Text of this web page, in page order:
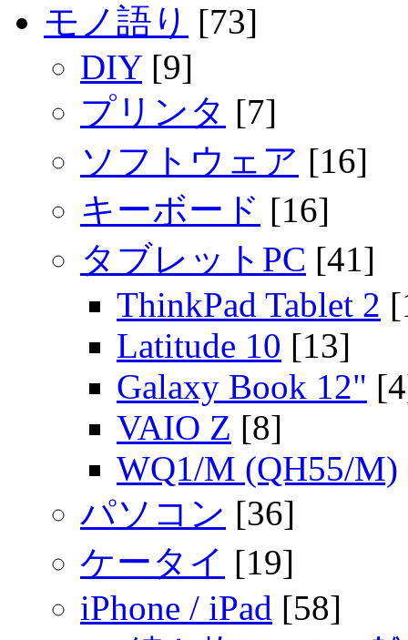
モノ語り [73]
DIY[9]
プリンタ [7]
ソフトウェア [16]
キーボード [16]
タブレットPC [41]
ThinkPad Tablet 2
Latitude 10 [13]
Galaxy Book 12"
VAIO Z [8]
WQ1/M (QH55/M)
パソコン [36]
ケータイ [19]
iPhone / iPad [58]